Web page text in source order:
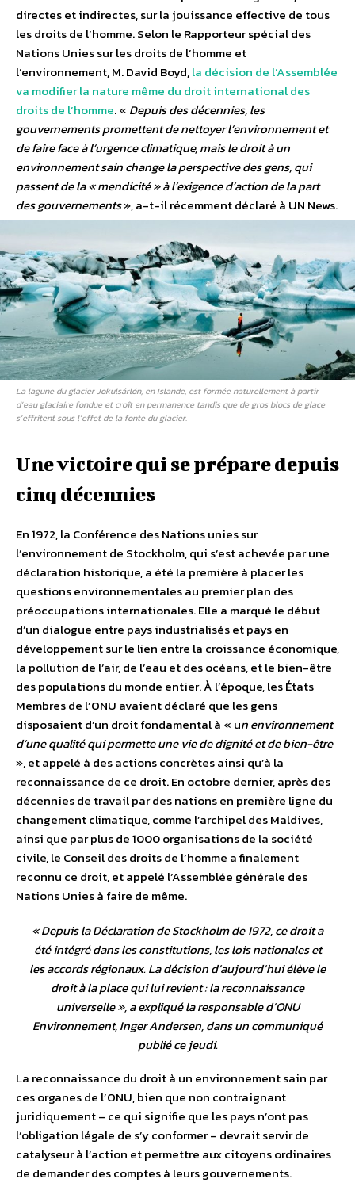
directes et indirectes, sur la jouissance effective de tous
les droits de l’homme.Selon le Rapporteur spécial des
Nations Unies sur les droits de l’homme et
l’environnement, M. David Boyd,la décision de l’Assemblée
va modifier la nature même du droit international des
droits de l’homme. « Depuis des décennies, les
gouvernements promettent de nettoyer l’environnement et
de faire face à l’urgence climatique, mais le droit à un
environnement sain change la perspective des gens, qui
passent de la « mendicité » à l’exigence d’action de la part
des gouvernements», a-t-il récemment déclaré à UN News.
La lagune du glacier Jökulsárlón, en Islande, est formée naturellement à partir
d’eau glaciaire fondue et croît en permanence tandis que de gros blocs de glace
s’effritent sous l’effet de la fonte du glacier.
Une victoire qui se prépare depuis
cinq décennies
En 1972, la Conférence des Nations unies sur
l’environnement de Stockholm, qui s’est achevée par une
déclaration historique, a été la première à placer les
questions environnementales au premier plan des
préoccupations internationales. Elle a marqué le début
d’un dialogue entre pays industrialisés et pays en
développement sur le lien entre la croissance économique,
la pollution de l’air, de l’eau et des océans, et le bien-être
des populations du monde entier. À l’époque, les États
Membres de l’ONU avaient déclaré que les gens
disposaient d’un droit fondamental à « un environnement
d’une qualité qui permette une vie de dignité et de bien-être
», et appelé à des actions concrètes ainsi qu’à la
reconnaissance de ce droit. En octobre dernier, après des
décennies de travail par des nations en première ligne du
changement climatique, comme l’archipel des Maldives,
ainsi que par plus de 1000 organisations de la société
civile, le Conseil des droits de l’homme a finalement
reconnu ce droit, et appelé l’Assemblée générale des
Nations Unies à faire de même.
«Depuis la Déclaration de Stockholm de 1972, ce droit a
été intégré dans les constitutions, les lois nationales et
les accords régionaux. La décision d’aujourd’hui élève le
droit à la place qui lui revient : la reconnaissance
universelle», a expliqué la responsable d’ONU
Environnement, Inger Andersen, dans un communiqué
publié ce jeudi.
La reconnaissance du droit à un environnement sain par
ces organes de l’ONU, bien que non contraignant
juridiquement – ce qui signifie que les pays n’ont pas
l’obligation légale de s’y conformer – devrait servir de
catalyseur à l’action et permettre aux citoyens ordinaires
de demander des comptes à leurs gouvernements.